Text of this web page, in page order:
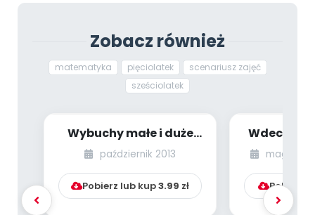
Zobacz również
matematyka pięciolatek
scenariusz zajęć
sześciolatek
Wybuchy małe i duże
(Wybuchowe
Laboratorium)
październik 2013
Pobierz lub kup3.99 zł
Wdech i
deszczyk
zabaw
magazyn
Pobierz